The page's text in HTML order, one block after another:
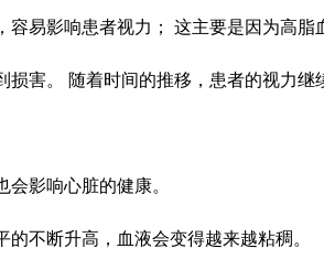
易影响患者视力； 这主要是因为高
害。 随着时间的推移，患者的视力继
影响心脏的健康。
不断升高，血液会变得越来越粘稠。